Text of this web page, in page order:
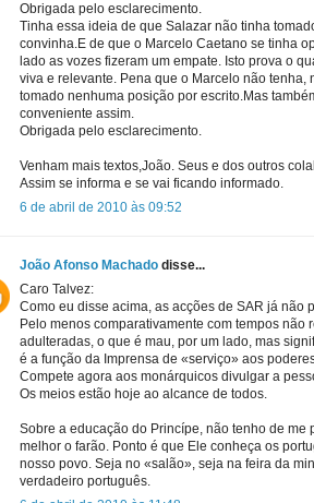
Obrigada pelo esclarecimento.
Tinha essa ideia de que Salazar não tinha
convinha.E de que o Marcelo Caetano se tinha
lado as vozes fizeram um empate. Isto prova o
viva e relevante. Pena que o Marcelo não tenha,
tomado nenhuma posição por escrito.Mas
conveniente assim.
Obrigada pelo esclarecimento.
Venham mais textos,João. Seus e dos outros
Assim se informa e se vai ficando informado.
6 de abril de 2010 às 09:52
João Afonso Machado disse...
Caro Talvez:
Como eu disse acima, as acções de SAR já não
Pelo menos comparativamente com tempos não
adulteradas, o que é mau, por um lado, mas
é a função da Imprensa de «serviço» aos
Compete agora aos monárquicos divulgar a
Os meios estão hoje ao alcance de todos.
Sobre a educação do Princípe, não tenho de me
melhor o farão. Ponto é que Ele conheça os
nosso povo. Seja no «salão», seja na feira da
verdadeiro português.